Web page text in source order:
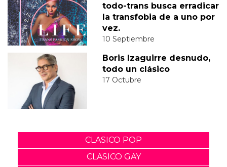
todo-trans busca erradicar
la transfobia de a uno por
vez.
10 Septiembre
Boris Izaguirre desnudo,
todo un clásico
17 Octubre
CLASICO POP
CLASICO GAY